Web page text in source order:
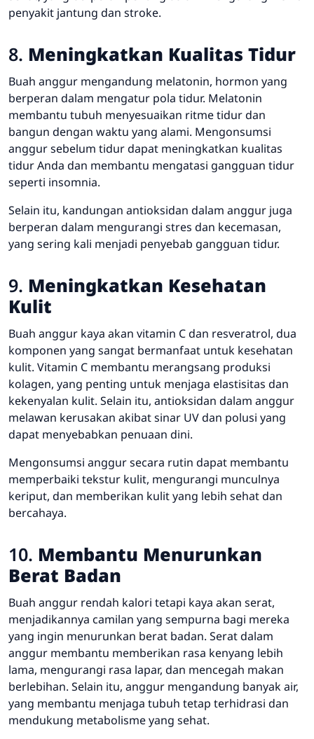
penyakit jantung dan stroke.
8. Meningkatkan Kualitas Tidur
Buah anggur mengandung melatonin, hormon yang
berperan dalam mengatur pola tidur. Melatonin
membantu tubuh menyesuaikan ritme tidur dan
bangun dengan waktu yang alami. Mengonsumsi
anggur sebelum tidur dapat meningkatkan kualitas
tidur Anda dan membantu mengatasi gangguan tidur
seperti insomnia.
Selain itu, kandungan antioksidan dalam anggur juga
berperan dalam mengurangi stres dan kecemasan,
yang sering kali menjadi penyebab gangguan tidur.
9. Meningkatkan Kesehatan
Kulit
Buah anggur kaya akan vitamin C dan resveratrol, dua
komponen yang sangat bermanfaat untuk kesehatan
kulit. Vitamin C membantu merangsang produksi
kolagen, yang penting untuk menjaga elastisitas dan
kekenyalan kulit. Selain itu, antioksidan dalam anggur
melawan kerusakan akibat sinar UV dan polusi yang
dapat menyebabkan penuaan dini.
Mengonsumsi anggur secara rutin dapat membantu
memperbaiki tekstur kulit, mengurangi munculnya
keriput, dan memberikan kulit yang lebih sehat dan
bercahaya.
10. Membantu Menurunkan
Berat Badan
Buah anggur rendah kalori tetapi kaya akan serat,
menjadikannya camilan yang sempurna bagi mereka
yang ingin menurunkan berat badan. Serat dalam
anggur membantu memberikan rasa kenyang lebih
lama, mengurangi rasa lapar, dan mencegah makan
berlebihan. Selain itu, anggur mengandung banyak air,
yang membantu menjaga tubuh tetap terhidrasi dan
mendukung metabolisme yang sehat.